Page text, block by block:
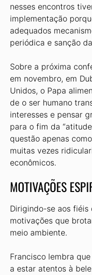
nesses encontros
implementação
adequados
periódica e sanção
Sobre a próxima
em novembro, em
Unidos, o Papa
de o ser humano
interesses e pensar
para o fim da
questão apenas
muitas vezes
econômicos.
MOTIVAÇÕES
Dirigindo-se aos fiéis
motivações que
meio ambiente.
Francisco lembra
a estar atentos à